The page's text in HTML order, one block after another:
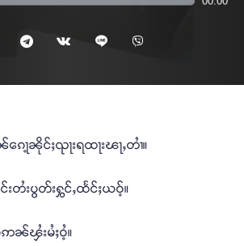
ၵေႃ့ၼိုင်ႈၺႃးရထႃးၽႃႇတၢႆ။
းတႆးပွတ်းႁွင်ႇထႅင်ႈယဝ့်။
ဢၼ်ၾႆးမႆႈဝႆ့။